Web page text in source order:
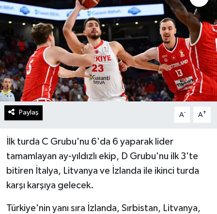
Paylaş A- A+
İlk turda C Grubu'nu 6'da 6 yaparak lider
tamamlayan ay-yıldızlı ekip, D Grubu'nu ilk 3'te
bitiren İtalya, Litvanya ve İzlanda ile ikinci turda
karşı karşıya gelecek.
Türkiye'nin yanı sıra İzlanda, Sırbistan, Litvanya,